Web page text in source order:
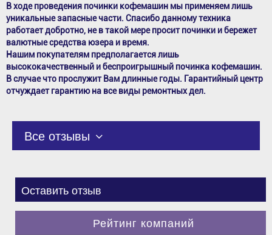
В ходе проведения починки кофемашин мы применяем лишь
уникальные запасные части. Спасибо данному техника
работает добротно, не в такой мере просит починки и бережет
валютные средства юзера и время.
Нашим покупателям предполагается лишь
высококачественный и беспроигрышный починка кофемашин.
В случае что прослужит Вам длинные годы. Гарантийный центр
отчуждает гарантию на все виды ремонтных дел.
Все отзывы
Оставить отзыв
Рейтинг компаний